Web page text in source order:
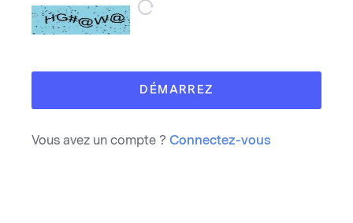
DÉMARREZ
Vous avez un compte ? Connectez-vous